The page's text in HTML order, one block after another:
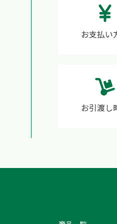
お支払い
お引渡し